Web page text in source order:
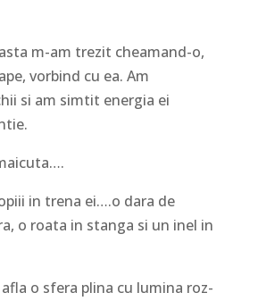
m-am trezit cheamand-o,
vorbind cu ea. Am
si am simtit energia ei
in trena ei….o dara de
o roata in stanga si un inel in
o sfera plina cu lumina roz-